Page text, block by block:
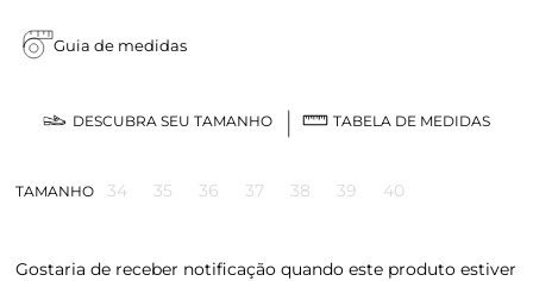
Guia de medidas
DESCUBRA SEU TAMANHO TABELA DE MEDIDAS
TAMANHO 34 35 36 37 38 39 40
Gostaria de receber notificação quando este produto estiver